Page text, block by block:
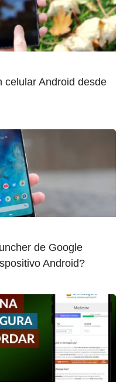
celular Android desde
de Google
Android?